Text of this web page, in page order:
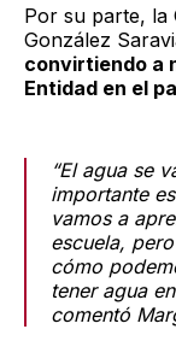
Por su parte, la
González
convirtiendo a
Entidad en el
“El agua se
importante
vamos a
escuela,
cómo
tener agua
comentó